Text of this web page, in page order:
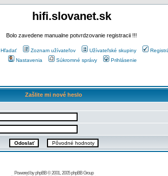
hifi.slovanet.sk
Bolo zavedene manualne potvrdzovanie registracii !!!
Hľadať Zoznam užívateľov Užívateľské skupiny
Nastavenia
Súkromné správy Prihlásenie
Zašlite mi nové heslo
Powered byphpBB© 2001, 2005 phpBB Group